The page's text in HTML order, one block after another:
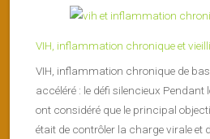
VIH, inflammation chronique et
VIH, inflammation chronique de
accéléré : le défi silencieux
ont considéré que le principal
était de contrôler la charge virale et